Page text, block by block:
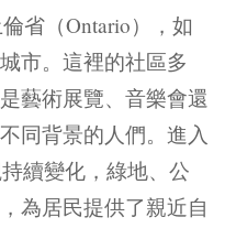
省（Ontario），如
市。這裡的社區多
藝術展覽、音樂會還
同背景的人們。進入
續變化，綠地、公
為居民提供了親近自